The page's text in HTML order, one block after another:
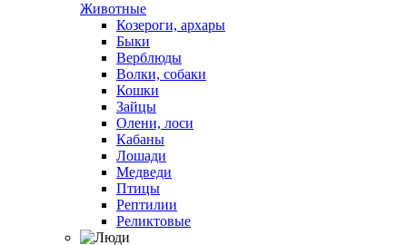
Животные
Козероги, архары
Быки
Верблюды
Волки, собаки
Кошки
Зайцы
Олени, лоси
Кабаны
Лошади
Медведи
Птицы
Рептилии
Реликтовые